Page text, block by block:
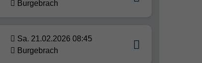
Burgebrach
Sa. 21.02.2026 08:45
Burgebrach